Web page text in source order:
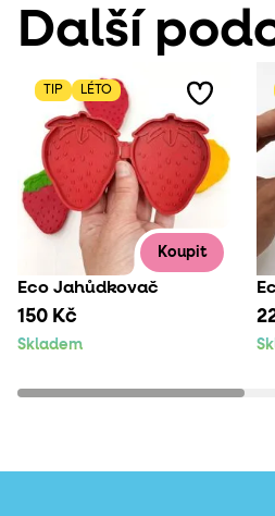
Další
TIP LÉTO
Koupit
Eco Jahůdkovač
150 Kč
Skladem